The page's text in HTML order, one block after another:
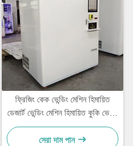
ফ্রিজিং কেক ভেন্ডিং মেশিন হিমায়িত
ডেজার্ট ভেন্ডিং মেশিন হিমায়িত কুকি ভেন্ডিং
মেশিন
সেরা দাম পান